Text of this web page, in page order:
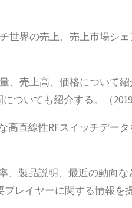
世界の売上、売上市場シ
、売上高、価格について
ついても紹介する。（2019
高直線性RFスイッチデー
、製品説明、最近の動向
レイヤーに関する情報を提